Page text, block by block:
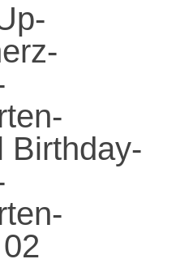
Birthday-